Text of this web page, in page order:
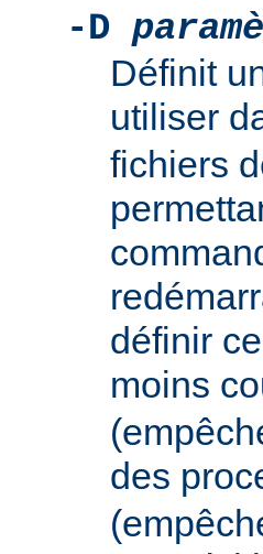
-D
Définit
utiliser
fichiers
définir
moins
des